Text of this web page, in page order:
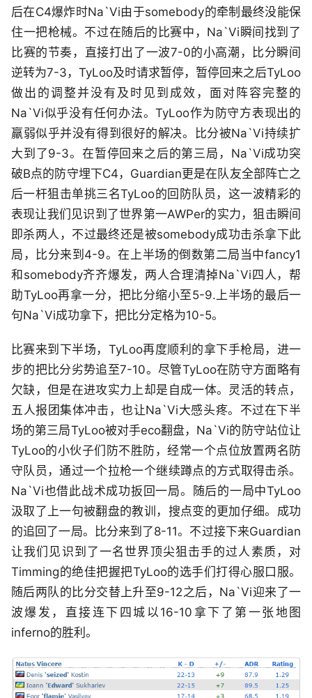
后在C4爆炸时Na`Vi由于somebody的牵制最终没能保
住一把枪械。不过在随后的比赛中，Na`Vi瞬间找到了
比赛的节奏，直接打出了一波7-0的小高潮，比分瞬间
逆转为7-3，TyLoo及时请求暂停，暂停回来之后TyLoo
做出的调整并没有及时见到成效，面对阵容完整的
Na`Vi似乎没有任何办法。TyLoo作为防守方表现出的
羸弱似乎并没有得到很好的解决。比分被Na`Vi持续扩
大到了9-3。在暂停回来之后的第三局，Na`Vi成功突
破B点的防守埋下C4，Guardian更是在队友全部阵亡之
后一杆狙击单挑三名TyLoo的回防队员，这一波精彩的
表现让我们见识到了世界第一AWPer的实力，狙击瞬间
即杀两人，不过最终还是被somebody成功击杀拿下此
局，比分来到4-9。在上半场的倒数第二局当中fancy1
和somebody齐齐爆发，两人合理清掉Na`Vi四人，帮
助TyLoo再拿一分，把比分缩小至5-9.上半场的最后一
句Na`Vi成功拿下，把比分定格为10-5。
比赛来到下半场，TyLoo再度顺利的拿下手枪局，进一
步的把比分劣势追至7-10。尽管TyLoo在防守方面略有
欠缺，但是在进攻实力上却是自成一体。灵活的转点，
五人报团集体冲击，也让Na`Vi大感头疼。不过在下半
场的第三局TyLoo被对手eco翻盘，Na`Vi的防守站位让
TyLoo的小伙子们防不胜防，经常一个点位放置两名防
守队员，通过一个拉枪一个继续蹲点的方式取得击杀。
Na`Vi也借此战术成功扳回一局。随后的一局中TyLoo
汲取了上一句被翻盘的教训，搜点变的更加仔细。成功
的追回了一局。比分来到了8-11。不过接下来Guardian
让我们见识到了一名世界顶尖狙击手的过人素质，对
Timming的绝佳把握把TyLoo的选手们打得心服口服。
随后两队的比分交替上升至9-12之后，Na`Vi迎来了一
波爆发，直接连下四城以16-10拿下了第一张地图
inferno的胜利。